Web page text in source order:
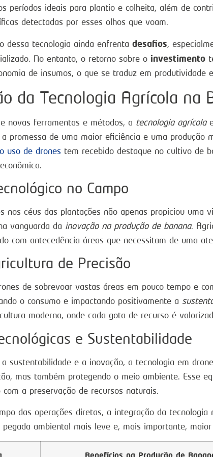
períodos ideais para plantio e colheita, além de
detectadas por esses olhos que voam.
dessa tecnologia ainda enfrenta desafios,
No entanto, o retorno sobre o investimento
de insumos, o que se traduz em
da Tecnologia Agrícola na
novas ferramentas e métodos, a tecnologia agrícola
promessa de uma maior eficiência e uma produção
uso de drones tem recebido destaque no cultivo de
no Campo
nos céus das plantações não apenas propiciou
vanguarda da inovação na produção de banana.
com antecedência áreas que necessitam de uma
de Precisão
de sobrevoar vastas áreas em pouco tempo e
o consumo e impactando positivamente a
moderna, onde cada gota de recurso é
e Sustentabilidade
sustentabilidade e a inovação, a tecnologia em
mas também protegendo o meio ambiente. Esse
a preservação de recursos naturais.
das operações diretas, a integração da
pegada ambiental mais leve e, mais importante,
Benefícios na Produção de